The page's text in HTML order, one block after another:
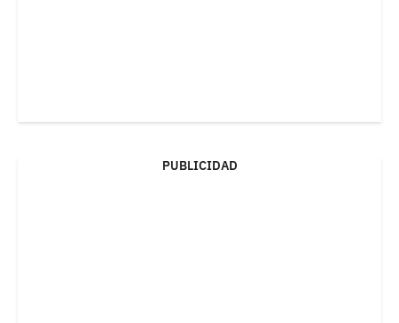
PUBLICIDAD